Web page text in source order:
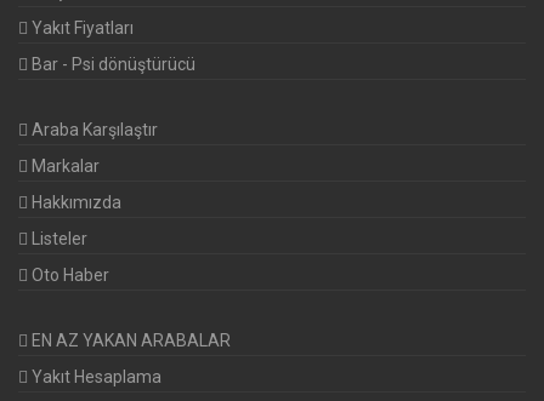
Yakıt Fiyatları
Bar - Psi dönüştürücü
Araba Karşılaştır
Markalar
Hakkımızda
Listeler
Oto Haber
EN AZ YAKAN ARABALAR
Yakıt Hesaplama